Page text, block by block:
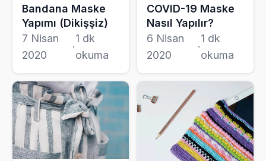
Bandana Maske
Yapımı (Dikişşiz)
7 Nisan
2020
·
1 dk
okuma
COVID-19 Maske
Nasıl Yapılır?
6 Nisan
2020
·
1 dk
okuma